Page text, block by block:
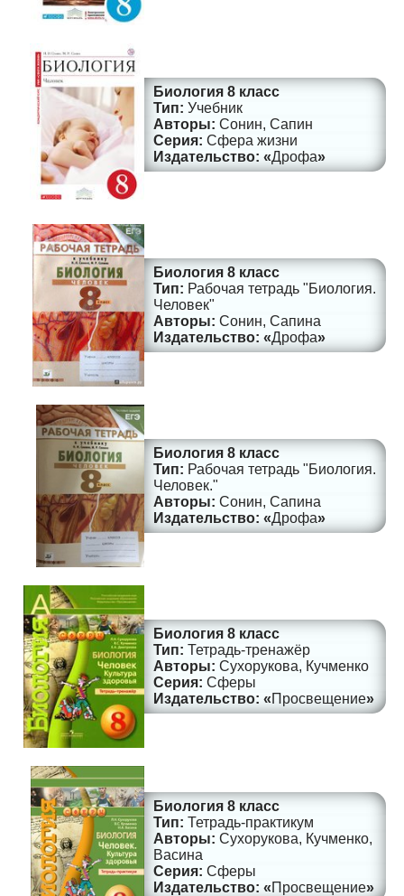
Биология 8 класс
Учебник
Сонин, Сапин
Сфера жизни
Дрофа
Биология 8 класс
Рабочая тетрадь "Биология.
Человек"
Сонин, Сапина
Дрофа
Биология 8 класс
Рабочая тетрадь "Биология.
Человек."
Сонин, Сапина
Дрофа
Биология 8 класс
Тетрадь-тренажёр
Сухорукова, Кучменко
Сферы
Просвещение
Биология 8 класс
Тетрадь-практикум
Сухорукова, Кучменко,
Васина
Сферы
Просвещение